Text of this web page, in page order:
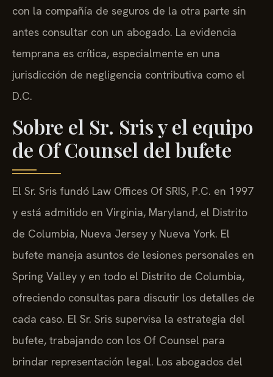
con la compañía de seguros de la otra parte sin
antes consultar con un abogado. La evidencia
temprana es crítica, especialmente en una
jurisdicción de negligencia contributiva como el
D.C.
Sobre el Sr. Sris y el equipo
de Of Counsel del bufete
El Sr. Sris fundó Law Offices Of SRIS, P.C. en 1997
y está admitido en Virginia, Maryland, el Distrito
de Columbia, Nueva Jersey y Nueva York. El
bufete maneja asuntos de lesiones personales en
Spring Valley y en todo el Distrito de Columbia,
ofreciendo consultas para discutir los detalles de
cada caso. El Sr. Sris supervisa la estrategia del
bufete, trabajando con los Of Counsel para
brindar representación legal. Los abogados del